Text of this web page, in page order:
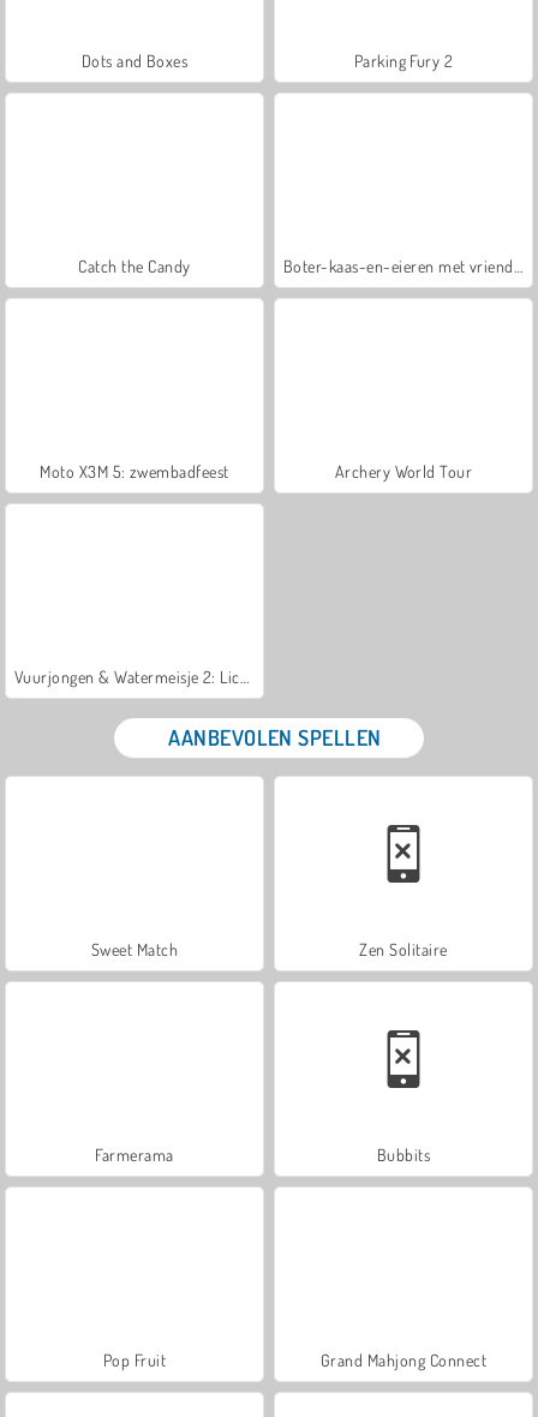
Dots and Boxes Parking Fury 2
Catch the Candy
Moto X3M 5: zwembadfeest Archery World Tour
AANBEVOLEN SPELLEN
Sweet Match Zen Solitaire
Farmerama Bubbits
Pop Fruit Grand Mahjong Connect